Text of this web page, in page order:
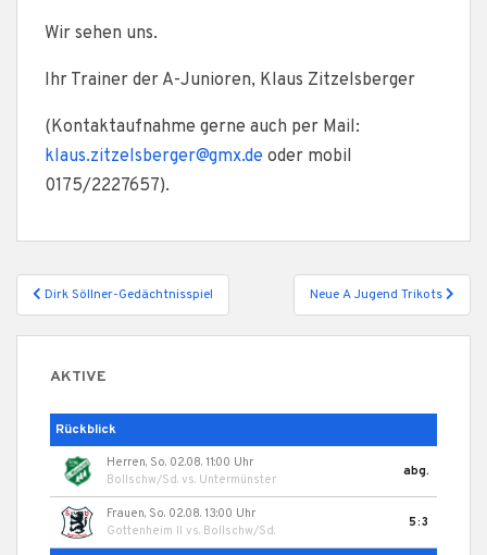
Wir sehen uns.
Ihr Trainer der A-Junioren, Klaus Zitzelsberger
(Kontaktaufnahme gerne auch per Mail:
klaus.zitzelsberger@gmx.de oder mobil
0175/2227657).
Beitragsnavigation
Dirk Söllner-Gedächtnisspiel Neue A Jugend Trikots
AKTIVE
Rückblick
Herren, So. 02.08. 11:00 Uhr
Bollschw/Sd. vs. Untermünster
abg.
Frauen, So. 02.08. 13:00 Uhr
Gottenheim II vs. Bollschw/Sd.
5:3